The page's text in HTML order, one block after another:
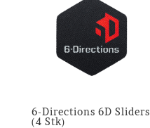
6-Directions 6D Sliders
(4 Stk)